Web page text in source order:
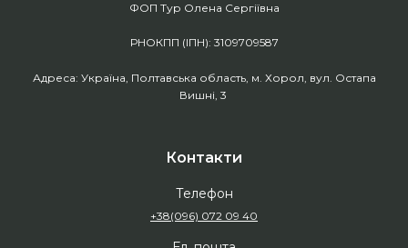
ФОП Тур Олена Сергіївна
РНОКПП (ІПН): 3109709587
Адреса: Україна, Полтавська область, м. Хорол, вул. Остапа
Вишні, 3
Контакти
Телефон
+38(096) 072 09 40